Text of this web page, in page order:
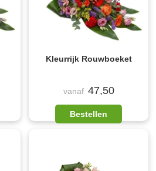
Kleurrijk Rouwboeket
vanaf 47,50
Bestellen